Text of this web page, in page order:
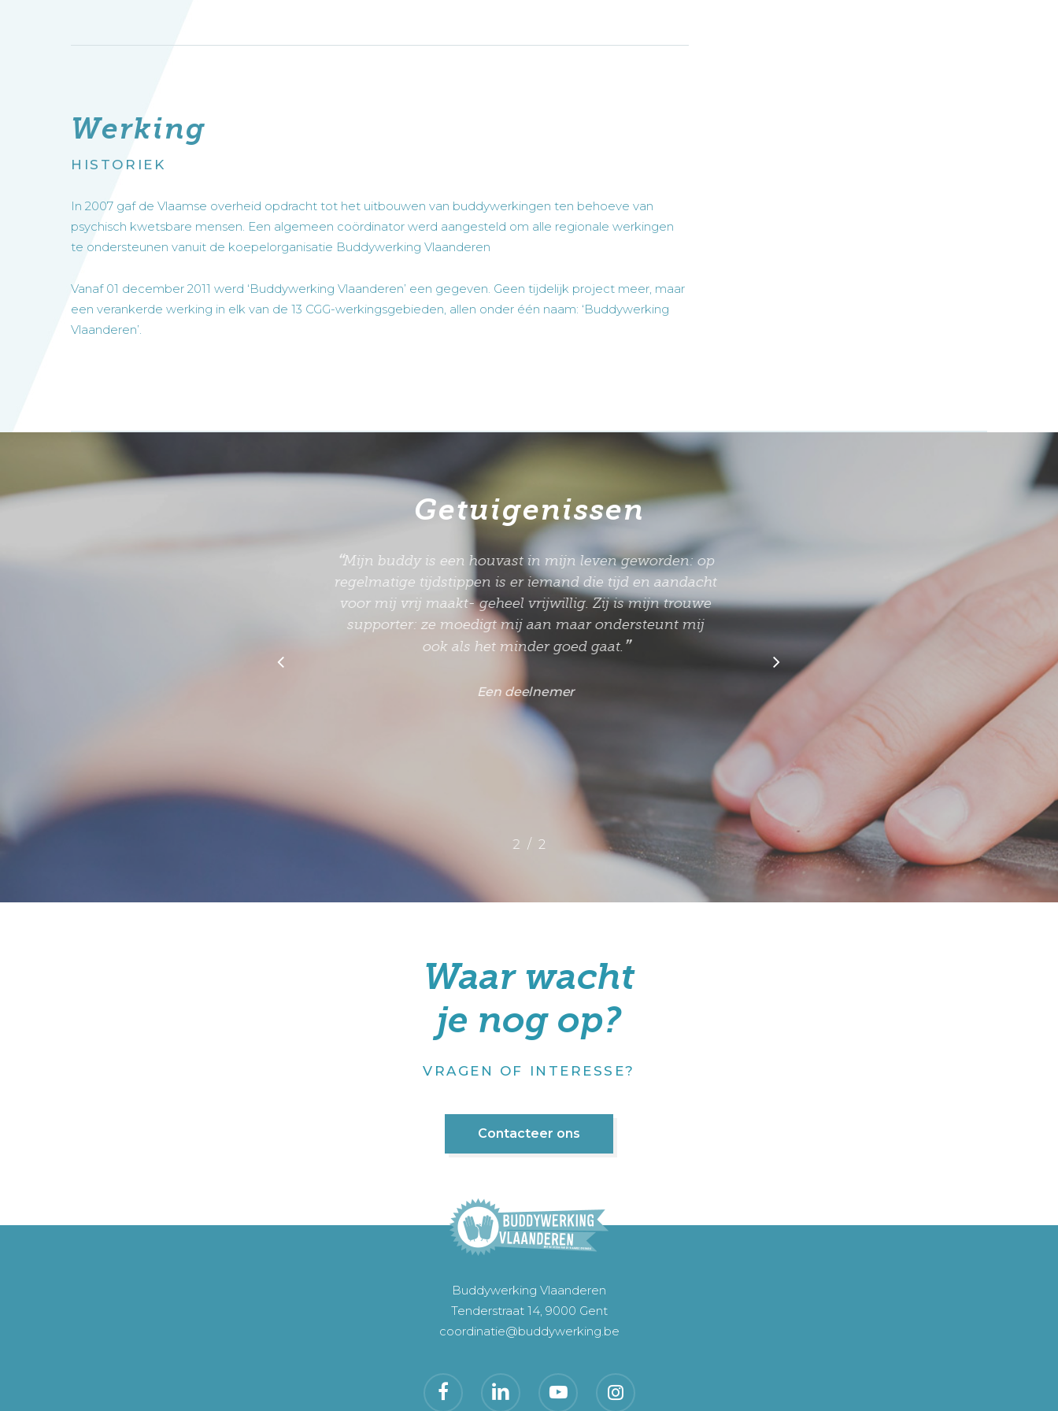
Werking
HISTORIEK
In 2007 gaf de Vlaamse overheid opdracht tot het uitbouwen van buddywerkingen ten behoeve van
psychisch kwetsbare mensen. Een algemeen coördinator werd aangesteld om alle regionale werkingen
te ondersteunen vanuit de koepelorganisatie Buddywerking Vlaanderen
Vanaf 01 december 2011 werd ‘Buddywerking Vlaanderen’ een gegeven. Geen tijdelijk project meer, maar
een verankerde werking in elk van de 13 CGG-werkingsgebieden, allen onder één naam: ‘Buddywerking
Vlaanderen’.
Getuigenissen
“Mijn buddy is een houvast in mijn leven geworden: op
regelmatige tijdstippen is er iemand die tijd en aandacht
voor mij vrij maakt- geheel vrijwillig. Zij is mijn trouwe
supporter: ze moedigt mij aan maar ondersteunt mij
ook als het minder goed gaat.”
Een deelnemer
2 / 2
Waar wacht
je nog op?
VRAGEN OF INTERESSE?
Contacteer ons
Buddywerking Vlaanderen
Tenderstraat 14, 9000 Gent
coordinatie@buddywerking.be